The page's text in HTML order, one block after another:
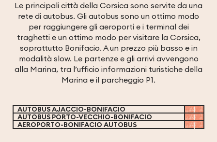
Le principali città della Corsica sono servite da una
rete di autobus. Gli autobus sono un ottimo modo
per raggiungere gli aeroporti e i terminal dei
traghetti e un ottimo modo per visitare la Corsica,
soprattutto Bonifacio. A un prezzo più basso e in
modalità slow. Le partenze e gli arrivi avvengono
alla Marina, tra l’ufficio informazioni turistiche della
Marina e il parcheggio P1.
AUTOBUS AJACCIO-BONIFACIO
AUTOBUS PORTO-VECCHIO-BONIFACIO
AEROPORTO-BONIFACIO AUTOBUS